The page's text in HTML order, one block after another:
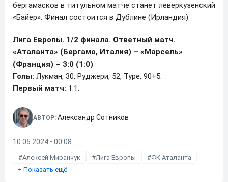
бергамасков в титульном матче станет леверкузенский
«Байер». Финал состоится в Дублине (Ирландия).
Лига Европы. 1/2 финала. Ответный матч.
«Аталанта» (Бергамо, Италия) – «Марсель»
(Франция) – 3:0 (1:0)
Голы: Лукман, 30, Руджери, 52, Туре, 90+5.
Первый матч: 1:1.
АВТОР: Александр Сотников
10.05.2024 • 00:08
Алексей Миранчук Лига Европы
ФК Аталанта
+ Показать ещё